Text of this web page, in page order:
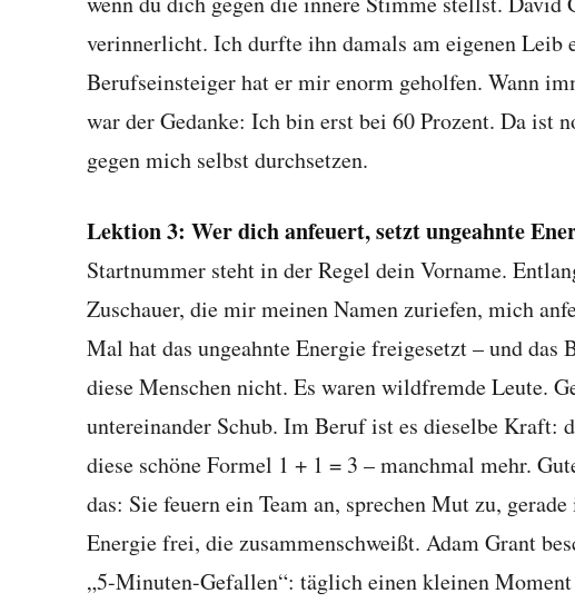
verinnerlicht. Ich durfte ihn damals am eigenen Leib
Berufseinsteiger hat er mir enorm geholfen. Wann
war der Gedanke: Ich bin erst bei 60 Prozent. Da ist
gegen mich selbst durchsetzen.
Lektion 3: Wer dich anfeuert, setzt ungeahnte
Startnummer steht in der Regel dein Vorname.
Zuschauer, die mir meinen Namen zuriefen, mich
Mal hat das ungeahnte Energie freigesetzt – und das
diese Menschen nicht. Es waren wildfremde Leute.
untereinander Schub. Im Beruf ist es dieselbe Kraft:
diese schöne Formel 1 + 1 = 3 – manchmal mehr.
das: Sie feuern ein Team an, sprechen Mut zu,
Energie frei, die zusammenschweißt. Adam Grant
„5-Minuten-Gefallen“: täglich einen kleinen Moment